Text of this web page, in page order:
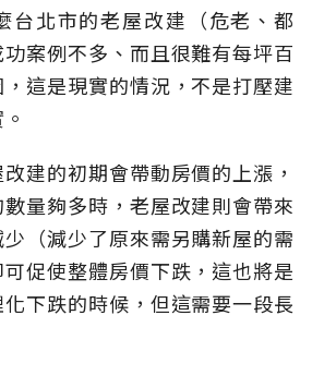
台北市的老屋改建（危老、都
案例不多、而且很難有每坪百
這是現實的情況，不是打壓建
建的初期會帶動房價的上漲，
量夠多時，老屋改建則會帶來
（減少了原來需另購新屋的需
促使整體房價下跌，這也將是
下跌的時候，但這需要一段長